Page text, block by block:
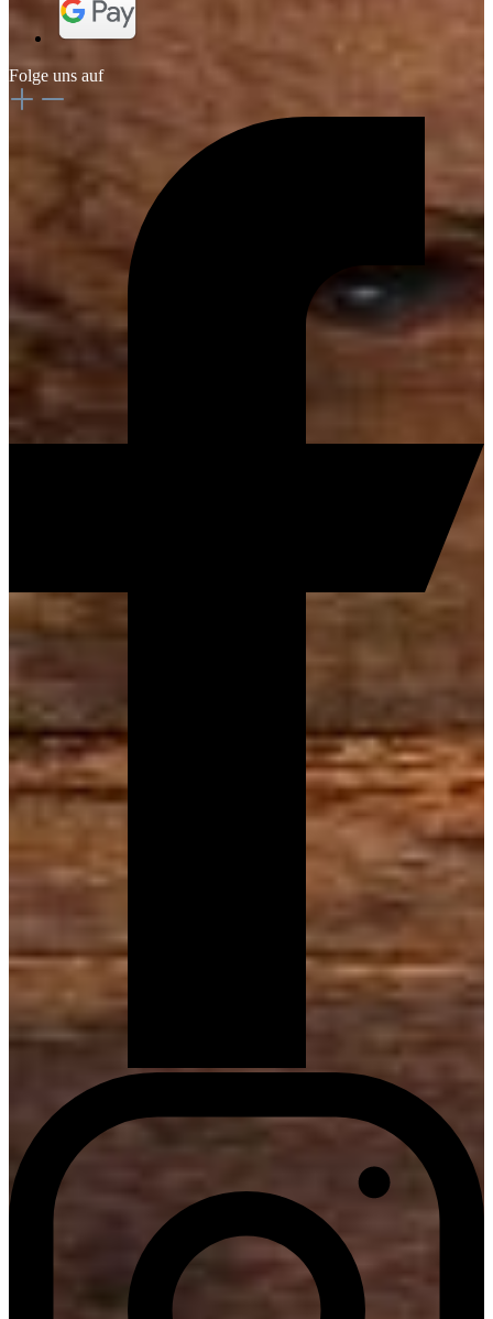
Folge uns auf